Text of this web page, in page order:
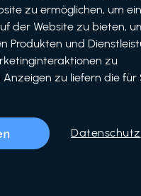
zu ermöglichen, um ein
der Website zu bieten,
Produkten und
zu
Anzeigen zu liefern die für
Datenschutz